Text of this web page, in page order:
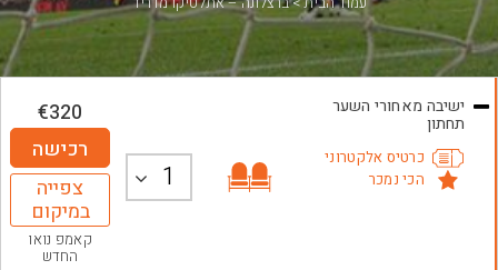
ישיבה מאחורי השער
תחתון
כרטיס אלקטרוני
הכי נמכר
1
€320
רכישה
צפייה
במיקום
קאמפ נואו
החדש